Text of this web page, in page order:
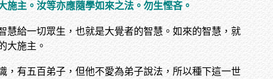
施主。汝等亦應隨學如來之法。勿生慳吝。
慧給一切眾生，也就是大覺者的智慧。如來的智慧，就
大施主。
，有五百弟子，但他不愛為弟子說法，所以種下這一世